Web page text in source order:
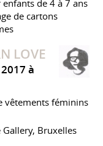
de 4 à 7 ans
de cartons
LOVE
à
vêtements féminins
Bruxelles